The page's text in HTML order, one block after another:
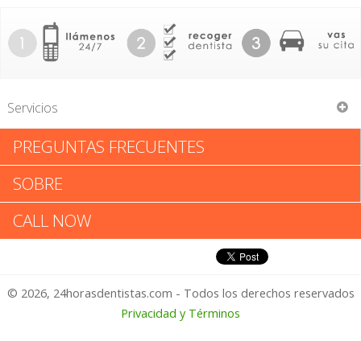
Servicios
Comfort Dental Studio & Spa
Comfort Dental Studio & Spa:
Califica tu Experiencia
1 – No Feliz
PREGUNTAS FRECUENTES
SOBRE
CALL NOW
© 2026, 24horasdentistas.com - Todos los derechos reservados
Privacidad y Términos